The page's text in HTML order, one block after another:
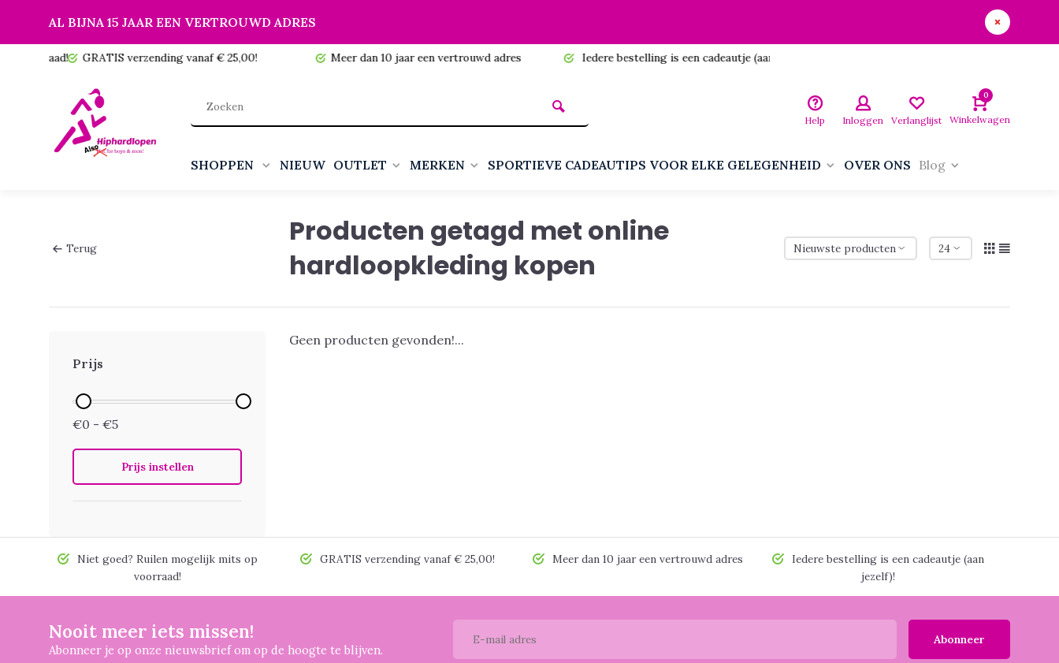
AL BIJNA 15 JAAR EEN VERTROUWD ADRES
GRATIS verzending vanaf € 25,00! Meer dan 10 jaar een vertrouwd adres Iedere bestelling is een cadeautje (aan jezelf)!
Help Inloggen Verlanglijst
0
Winkelwagen
SHOPPEN NIEUW OUTLET MERKEN SPORTIEVE CADEAUTIPS VOOR ELKE GELEGENHEID OVER ONS Blog
Terug
Producten getagd met online
hardloopkleding kopen
Prijs
€0 - €5
Prijs instellen
Geen producten gevonden!...
Niet goed? Ruilen mogelijk mits op
voorraad!
GRATIS verzending vanaf € 25,00! Meer dan 10 jaar een vertrouwd adres
Iedere bestelling is een cadeautje (aan
jezelf)!
Nooit meer iets missen!
Abonneer je op onze nieuwsbrief om op de hoogte te blijven.
Abonneer